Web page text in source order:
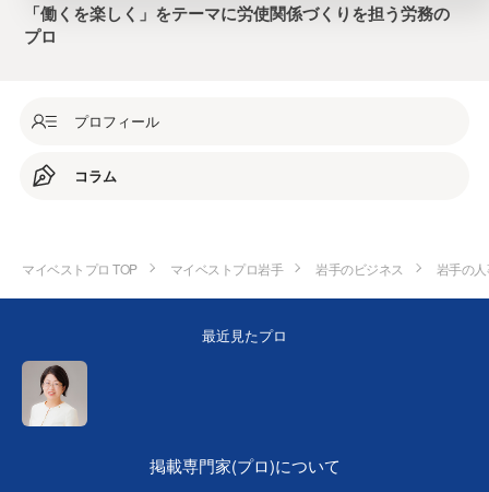
「働くを楽しく」をテーマに労使関係づくりを担う労務の
プロ
プロフィール
コラム
マイベストプロ TOP マイベストプロ岩手 岩手のビジネス 岩手の
最近見たプロ
掲載専門家(プロ)について